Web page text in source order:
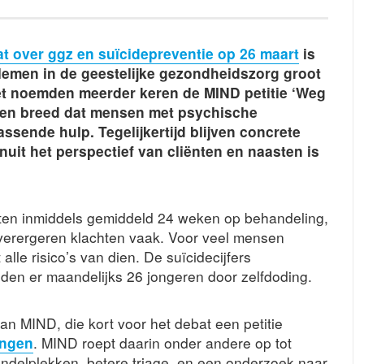
over ggz en suïcidepreventie op 26 maart is
in de geestelijke gezondheidszorg groot
meerder keren de MIND petitie ‘Weg
breed dat mensen met psychische
hulp. Tegelijkertijd blijven concrete
het perspectief van cliënten en naasten is
inmiddels gemiddeld 24 weken op behandeling,
klachten vaak. Voor veel mensen
risico’s van dien. De suïcidecijfers
er maandelijks 26 jongeren door zelfdoding.
MIND, die kort voor het debat een petitie
. MIND roept daarin onder andere op tot